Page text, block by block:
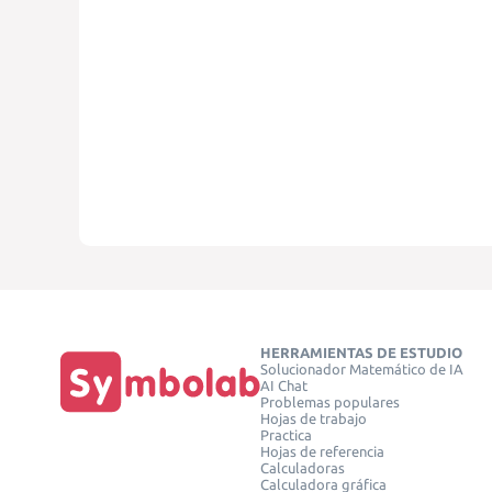
HERRAMIENTAS DE ESTUDIO
Solucionador Matemático de IA
AI Chat
Problemas populares
Hojas de trabajo
Practica
Hojas de referencia
Calculadoras
Calculadora gráfica